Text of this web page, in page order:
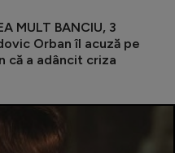
MULT BANCIU, 3
Orban îl acuză pe
că a adâncit criza